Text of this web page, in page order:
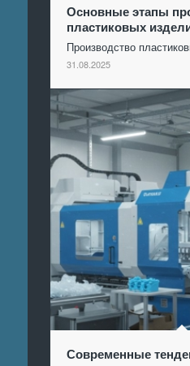
Основные этапы
пластиковых
Производство
31.08.2025
Современные